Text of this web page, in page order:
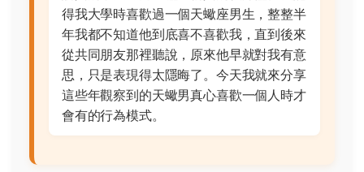
得我大學時喜歡過一個天蠍座男生，整整半
年我都不知道他到底喜不喜歡我，直到後來
從共同朋友那裡聽說，原來他早就對我有意
思，只是表現得太隱晦了。今天我就來分享
這些年觀察到的天蠍男真心喜歡一個人時才
會有的行為模式。